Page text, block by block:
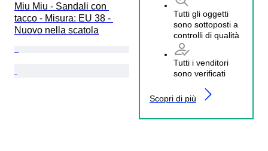
Tutti gli oggetti
sono sottoposti a
controlli di qualità
Tutti i venditori
sono verificati
Scopri di più
Miu Miu - Sandali con
tacco - Misura: EU 38 -
Nuovo nella scatola